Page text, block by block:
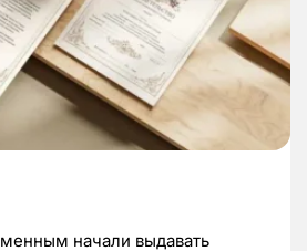
начали выдавать